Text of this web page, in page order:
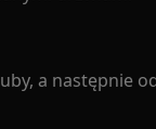
a następnie